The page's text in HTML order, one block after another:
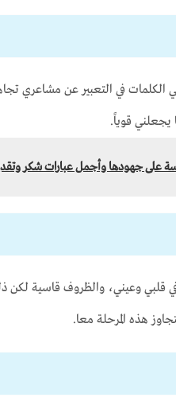
الكلمات في التعبير عن مشاعري
قوياً.
على جهودها وأجمل عبارات شكر
قلبي وعيني، والظروف قاسية لكن
هذه المرحلة معا.